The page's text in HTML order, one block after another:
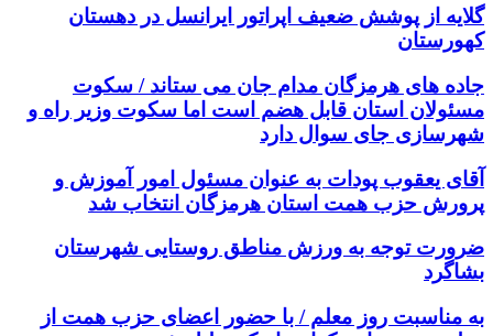
گلایه از پوشش ضعیف اپراتور ایرانسل در دهستان
کهورستان
جاده های هرمزگان مدام جان می ستاند / سکوت
مسئولان استان قابل هضم است اما سکوت وزیر راه و
شهرسازی جای سوال دارد
آقای یعقوب پودات به عنوان مسئول امور آموزش و
پرورش حزب همت استان هرمزگان انتخاب شد
ضرورت توجه به ورزش مناطق روستایی شهرستان
بشاگرد
به مناسبت روز معلم / با حضور اعضای حزب همت از